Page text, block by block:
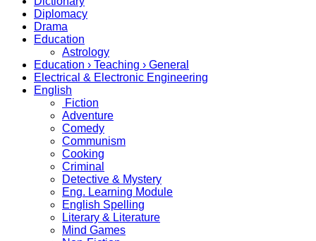
Diplomacy
Drama
Education
Astrology
Education › Teaching › General
Electrical & Electronic Engineering
English
Fiction
Adventure
Comedy
Communism
Cooking
Criminal
Detective & Mystery
Eng. Learning Module
English Spelling
Literary & Literature
Mind Games